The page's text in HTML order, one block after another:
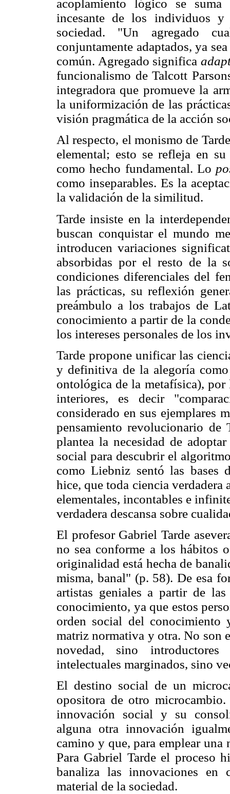
acoplamiento lógico se
incesante de los individuos
sociedad. "Un agregado
conjuntamente adaptados, ya
común. Agregado significa
funcionalismo de Talcott
integradora que promueve la
la uniformización de las
visión pragmática de la acción
Al respecto, el monismo de
elemental; esto se refleja en
como hecho fundamental. Lo
como inseparables. Es la
la validación de la similitud.
Tarde insiste en la
buscan conquistar el mundo
introducen variaciones
absorbidas por el resto de la
condiciones diferenciales del
las prácticas, su reflexión
preámbulo a los trabajos de
conocimiento a partir de la
los intereses personales de los
Tarde propone unificar las
y definitiva de la alegoría como
ontológica de la metafísica), por
interiores, es decir
considerado en sus ejemplares
pensamiento revolucionario de
plantea la necesidad de
social para descubrir el
como Liebniz sentó las bases
hice, que toda ciencia
elementales, incontables e
verdadera descansa sobre
El profesor Gabriel Tarde
no sea conforme a los hábitos
originalidad está hecha de
misma, banal" (p. 58). De esa
artistas geniales a partir de
conocimiento, ya que estos
orden social del conocimiento
matriz normativa y otra. No son
novedad, sino
intelectuales marginados, sino
El destino social de un
opositora de otro
innovación social y su
alguna otra innovación
camino y que, para emplear
Para Gabriel Tarde el proceso
banaliza las innovaciones en
material de la sociedad.